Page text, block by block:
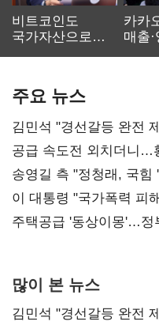
비트코인도
국가자산으로…'
카카
매출
주요 뉴스
김민석 "경선갈등 완전
사과부터"
공급 속도전 외치더니…
리모델링' 제안
송영길 측 "정청래, 국
총선 지휘 못해"
이 대통령 "국가폭력 피
진실 밝혀야"
주택공급 '동상이몽'…정
많이 본 뉴스
김민석 "경선갈등 완전